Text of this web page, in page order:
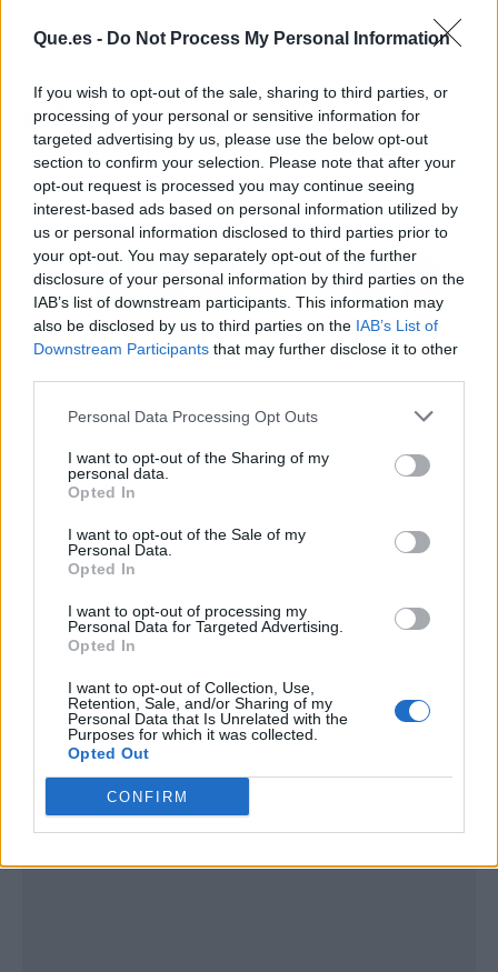
Que.es - Do Not Process My Personal Information
If you wish to opt-out of the sale, sharing to third parties, or
processing of your personal or sensitive information for
targeted advertising by us, please use the below opt-out
section to confirm your selection. Please note that after your
opt-out request is processed you may continue seeing
interest-based ads based on personal information utilized by
us or personal information disclosed to third parties prior to
your opt-out. You may separately opt-out of the further
disclosure of your personal information by third parties on the
IAB’s list of downstream participants. This information may
also be disclosed by us to third parties on the IAB’s List of
Downstream Participants that may further disclose it to other
Personal Data Processing Opt Outs
I want to opt-out of the Sharing of my
personal data.
Opted In
I want to opt-out of the Sale of my
Personal Data.
Opted In
I want to opt-out of processing my
Personal Data for Targeted Advertising.
Opted In
I want to opt-out of Collection, Use,
Retention, Sale, and/or Sharing of my
Personal Data that Is Unrelated with the
Purposes for which it was collected.
Opted Out
CONFIRM
El Ibex refuerza su
apuesta por la FP ante la
creciente demanda de
perfiles técnicos en
España
Más de 22.000
elegirán delegados en
junio en las elecciones
sindicales en Alsea
Publicidad